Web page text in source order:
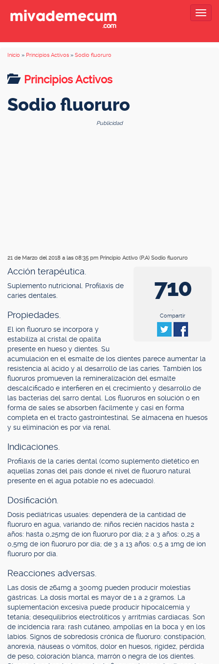
Inicio » Principios Activos » Sodio fluoruro
Principios Activos
Sodio fluoruro
Publicidad
21 de Marzo del 2018 a las 08:35 pm Principio Activo (P.A) Sodio fluoruro
710
.
Compartir
Acción terapéutica.
Suplemento nutricional. Profilaxis de
caries dentales.
Propiedades.
El ion fluoruro se incorpora y
estabiliza al cristal de opalita
presente en hueso y dientes. Su
acumulación en el esmalte de los dientes parece aumentar la
resistencia al ácido y al desarrollo de las caries. También los
fluoruros promueven la remineralización del esmalte
descalcificado e interfieren en el crecimiento y desarrollo de
las bacterias del sarro dental. Los fluoruros en solución o en
forma de sales se absorben fácilmente y casi en forma
completa en el tracto gastrointestinal. Se almacena en huesos
y su eliminación es por vía renal.
Indicaciones.
Profilaxis de la caries dental (como suplemento dietético en
aquellas zonas del país donde el nivel de fluoruro natural
presente en el agua potable no es adecuado).
Dosificación.
Dosis pediátricas usuales: dependerá de la cantidad de
fluoruro en agua, variando de: niños recién nacidos hasta 2
años: hasta 0,25mg de ion fluoruro por día; 2 a 3 años: 0,25 a
0,5mg de ion fluoruro por día; de 3 a 13 años: 0,5 a 1mg de ion
fluoruro por día.
Reacciones adversas.
Las dosis de 264mg a 300mg pueden producir molestias
gástricas. La dosis mortal es mayor de 1 a 2 gramos. La
suplementación excesiva puede producir hipocalcemia y
tetania; desequilibrios electrolíticos y arritmias cardíacas. Son
de incidencia rara: rash cutáneo, ampollas en la boca y en los
labios. Signos de sobredosis crónica de fluoruro: constipación,
anorexia, náuseas o vómitos, dolor en huesos, rigidez, pérdida
de peso, coloración blanca, marrón o negra de los dientes.